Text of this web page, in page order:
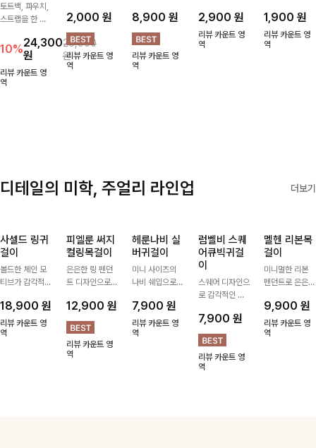
토트백, 파우치,
스트랩을 한 번
ITEM활용도 높
게 어디에든 다
양하게 즐겨주세
요 ;)
10%24,300
원
26,900
원
리뷰 카운트 영
역
음도 당당해지세
요:-)
2,000 원
리뷰 카운트 영
역
에 자연스럽게
어우러지는 볼
캡!베이직한 컬
러와 깔끔한 쉐
입으로 캐주얼부
8,900원
리뷰 카운트 영
역
트로 스타일에
센스를 더해주는
아이템, 탄탄한
2,900 원
리뷰 카운트 영
역
데일리로 신기
좋은 덧신이에요
^^
1,900원
리뷰 카운트 영
역
디테일의 미학, 주얼리 라인업 더보기
사셀드 링귀
걸이
볼드한 체인 모
티브가 감각적인
는 귀걸이- 심플
하면서도 존재감
있는 디자인으로
18,900 원
리뷰 카운트 영
역
피엘룬 써지
컬링목걸이
은은한 링 펜던
트 디자인으로
써지컬스틸 소재
로 변색 걱정 없
이 데일리로 착
용하기 좋아요-
12,900 원
리뷰 카운트 영
역
헤룬나비 실
버귀걸이
미니 사이즈의
나비 쉐입으로
내어줄 이어링,
과하지 않은 포
인트가 되어줘
7,900원
리뷰 카운트 영
역
럼벨비 스퀘
어큐빅귀걸
이
스퀘어 디자인으
로 감각적인 무
안에 큐빅을 담
아 더욱 고급스
럽게 연출되는
귀걸이에요~!
7,900 원
리뷰 카운트 영
역
멜헨 리본목
걸이
미니멀한 리본
펜던트로 은은한
는 목걸이예요.
골드, 실버 컬러
로 구성돼 어떤
9,900원
리뷰 카운트 영
역